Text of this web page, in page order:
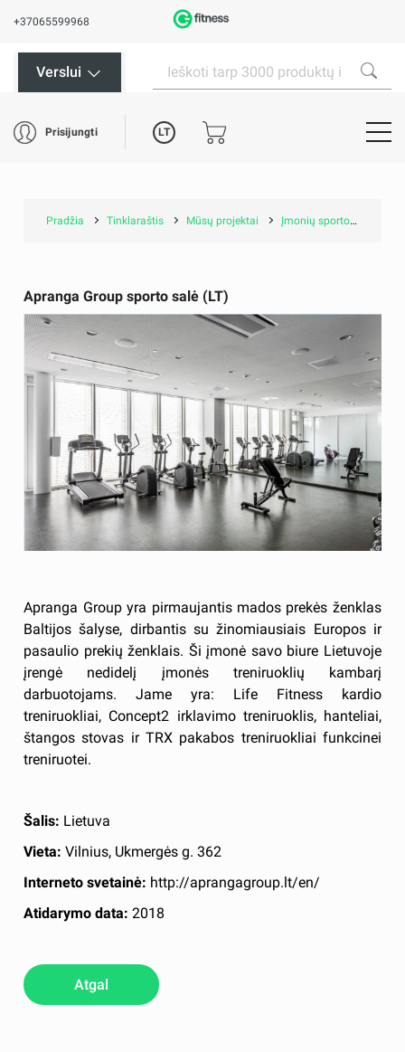
+37065599968
Verslui
Prisijungti LT
Pradžia Tinklaraštis Mūsų projektai Įmonių sporto salės
Apranga Group sporto salė (LT)
Apranga Group yra pirmaujantis mados prekės ženklas
Baltijos šalyse, dirbantis su žinomiausiais Europos ir
pasaulio prekių ženklais. Ši įmonė savo biure Lietuvoje
įrengė nedidelį įmonės treniruoklių kambarį
darbuotojams. Jame yra: Life Fitness kardio
treniruokliai, Concept2 irklavimo treniruoklis, hanteliai,
štangos stovas ir TRX pakabos treniruokliai funkcinei
treniruotei.
Šalis: Lietuva
Vieta: Vilnius, Ukmergės g. 362
Interneto svetainė: http://aprangagroup.lt/en/
Atidarymo data:2018
Atgal